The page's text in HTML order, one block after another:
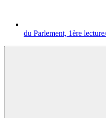
du Parlement, 1ère